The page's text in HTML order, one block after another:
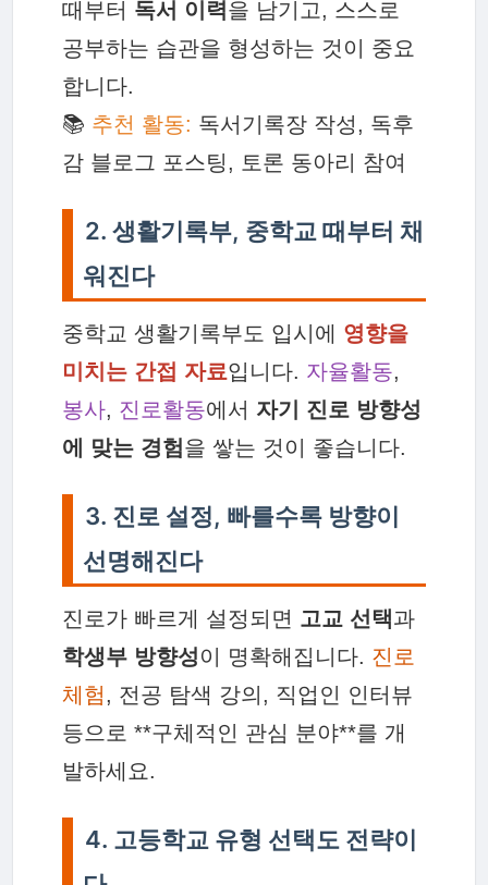
때부터 독서 이력을 남기고, 스스로
공부하는 습관을 형성하는 것이 중요
합니다.
📚 추천 활동: 독서기록장 작성, 독후
감 블로그 포스팅, 토론 동아리 참여
2. 생활기록부, 중학교 때부터 채
워진다
중학교 생활기록부도 입시에 영향을
미치는 간접 자료입니다. 자율활동,
봉사, 진로활동에서 자기 진로 방향성
에 맞는 경험을 쌓는 것이 좋습니다.
3. 진로 설정, 빠를수록 방향이
선명해진다
진로가 빠르게 설정되면 고교 선택과
학생부 방향성이 명확해집니다. 진로
체험, 전공 탐색 강의, 직업인 인터뷰
등으로 **구체적인 관심 분야**를 개
발하세요.
4. 고등학교 유형 선택도 전략이